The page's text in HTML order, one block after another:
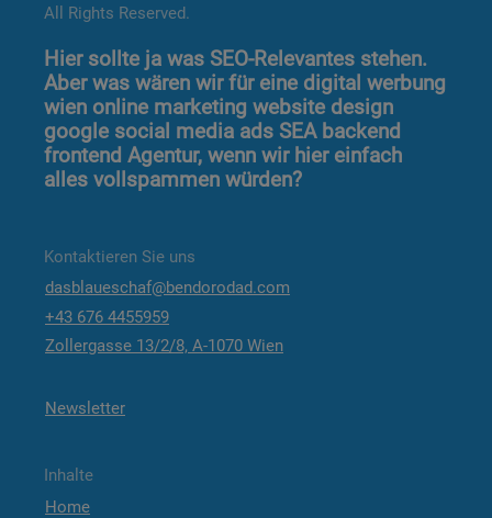
All Rights Reserved.
Hier sollte ja was SEO-Relevantes stehen.
Aber was wären wir für eine digital werbung
wien online marketing website design
google social media ads SEA backend
frontend Agentur, wenn wir hier einfach
alles vollspammen würden?
Kontaktieren Sie uns
dasblaueschaf@bendorodad.com
+43 676 4455959
Zollergasse 13/2/8, A-1070 Wien
Newsletter
Inhalte
Home